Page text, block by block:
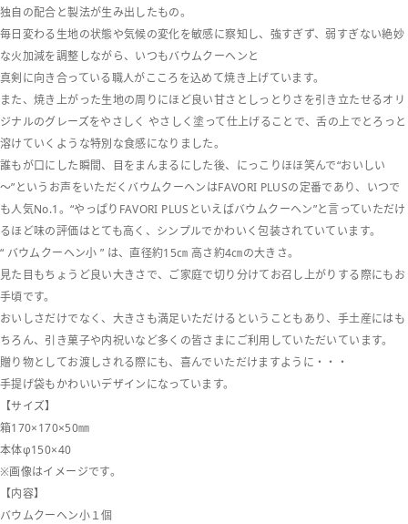
独自の配合と製法が生み出したもの。
毎日変わる生地の状態や気候の変化を敏感に察知し、強すぎず、弱すぎない絶妙
な火加減を調整しながら、いつもバウムクーヘンと
真剣に向き合っている職人がこころを込めて焼き上げています。
また、焼き上がった生地の周りにほど良い甘さとしっとりさを引き立たせるオリ
ジナルのグレーズをやさしく やさしく塗って仕上げることで、舌の上でとろっと
溶けていくような特別な食感になりました。
誰もが口にした瞬間、目をまんまるにした後、にっこりほほ笑んで“おいしい
～”というお声をいただくバウムクーヘンはFAVORI PLUSの定番であり、いつで
も人気No.1。“やっぱりFAVORI PLUSといえばバウムクーヘン”と言っていただけ
るほど味の評価はとても高く、シンプルでかわいく包装されていています。
“ バウムクーヘン小 ” は、直径約15㎝ 高さ約4㎝の大きさ。
見た目もちょうど良い大きさで、ご家庭で切り分けてお召し上がりする際にもお
手頃です。
おいしさだけでなく、大きさも満足いただけるということもあり、手土産にはも
ちろん、引き菓子や内祝いなど多くの皆さまにご利用していただいています。
贈り物としてお渡しされる際にも、喜んでいただけますように・・・
手提げ袋もかわいいデザインになっています。
【サイズ】
箱170×170×50㎜
本体φ150×40
※画像はイメージです。
【内容】
バウムクーヘン小１個